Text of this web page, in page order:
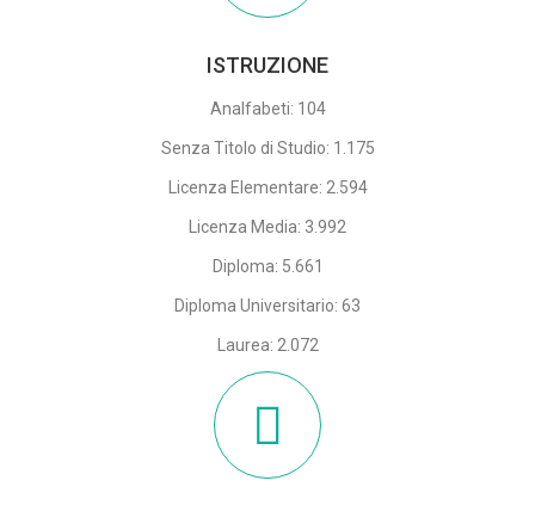
ISTRUZIONE
Analfabeti: 104
Senza Titolo di Studio: 1.175
Licenza Elementare: 2.594
Licenza Media: 3.992
Diploma: 5.661
Diploma Universitario: 63
Laurea: 2.072